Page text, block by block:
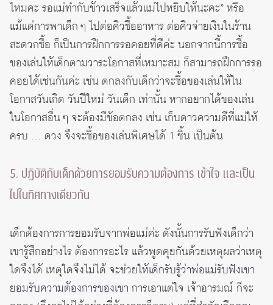
ไหมคะ รอแม่ทำกับข้าวเสร็จแล้วแม่ไปหยิบให้นะคะ” หรือ
แม้แต่การพาเด็ก ๆ ไปต่อคิวซื้ออาหาร ต่อคิวจ่ายเงินในร้าน
สะดวกซื้อ ก็เป็นการฝึกการรอคอยที่ดีค่ะ นอกจากนี้การซื้อ
ของเล่นให้เด็กตามวาระโอกาสที่เหมาะสม ก็สามารถฝึกการรอ
คอยได้เช่นกันค่ะ เช่น ตกลงกับเด็กว่าจะซื้อของเล่นให้ใน
โอกาสวันเกิด วันปีใหม่ วันเด็ก เท่านั้น หากอยากได้ของเล่น
ในโอกาสอื่น ๆ จะต้องมีข้อตกลง เช่น เก็บดาวความดีที่แม่ให้
ครบ … ดวง จึงจะซื้อของเล่นพิเศษได้ 1 ชิ้น เป็นต้น
5. ปฏิบัติกับเด็กด้วยการยอมรับความต้องการ เข้าใจ และเป็น
ไปในทิศทางเดียวกัน
เด็กต้องการการยอมรับจากพ่อแม่ค่ะ ดังนั้นการรับฟังเด็กว่า
เขารู้สึกอย่างไร ต้องการอะไร แล้วพูดคุยกันด้วยเหตุผลว่าเหตุ
ใดจึงได้ เหตุใดจึงไม่ได้ จะช่วยให้เด็กรับรู้ว่าพ่อแม่รับฟังเขา
ยอมรับความต้องการของเขา การเอาแต่ใจ เจ้าอารมณ์ ก็จะ